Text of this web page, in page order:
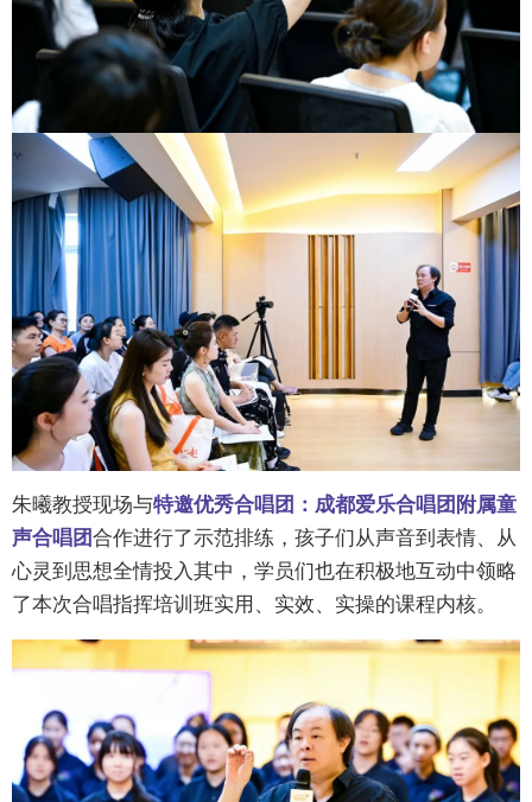
朱曦教授现场与特邀优秀合唱团 ：成都爱乐合唱团附属童
声合唱团合作进行了示范排练，孩子们从声音到表情、从
心灵到思想全情投入其中，学员们也在积极地互动中领略
了本次合唱指挥培训班实用、实效、实操的课程内核。